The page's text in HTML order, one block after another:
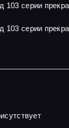
103 серии
103 серии